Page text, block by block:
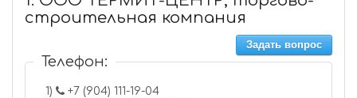
строительная компания
Задать вопрос
Телефон:
1)
+7 (904) 111-19-04